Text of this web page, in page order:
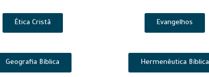
Ética Cristã Evangelhos
Geografia Bíblica Hermenêutica Bíblica